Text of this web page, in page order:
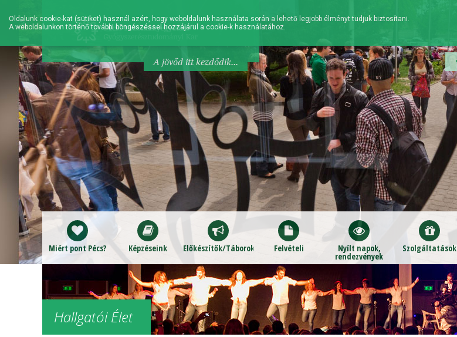
A jövőd itt kezdődik...
Miért pont Pécs? Képzéseink Előkészítők/Táborok Felvételi Nyílt napok,
rendezvények
Szolgáltatások
Hallgatói Élet
Oldalunk cookie-kat (sütiket) használ azért, hogy weboldalunk használata során a lehető legjobb élményt tudjuk biztosítani.
A weboldalunkon történő további böngészéssel hozzájárul a cookie-k használatához.